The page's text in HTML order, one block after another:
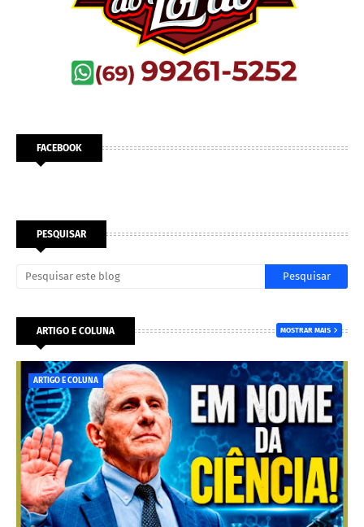
FACEBOOK
PESQUISAR
ARTIGO E COLUNA MOSTRAR MAIS
ARTIGO E COLUNA